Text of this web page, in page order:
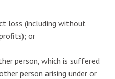
loss (including without
or
person, which is suffered
person arising under or